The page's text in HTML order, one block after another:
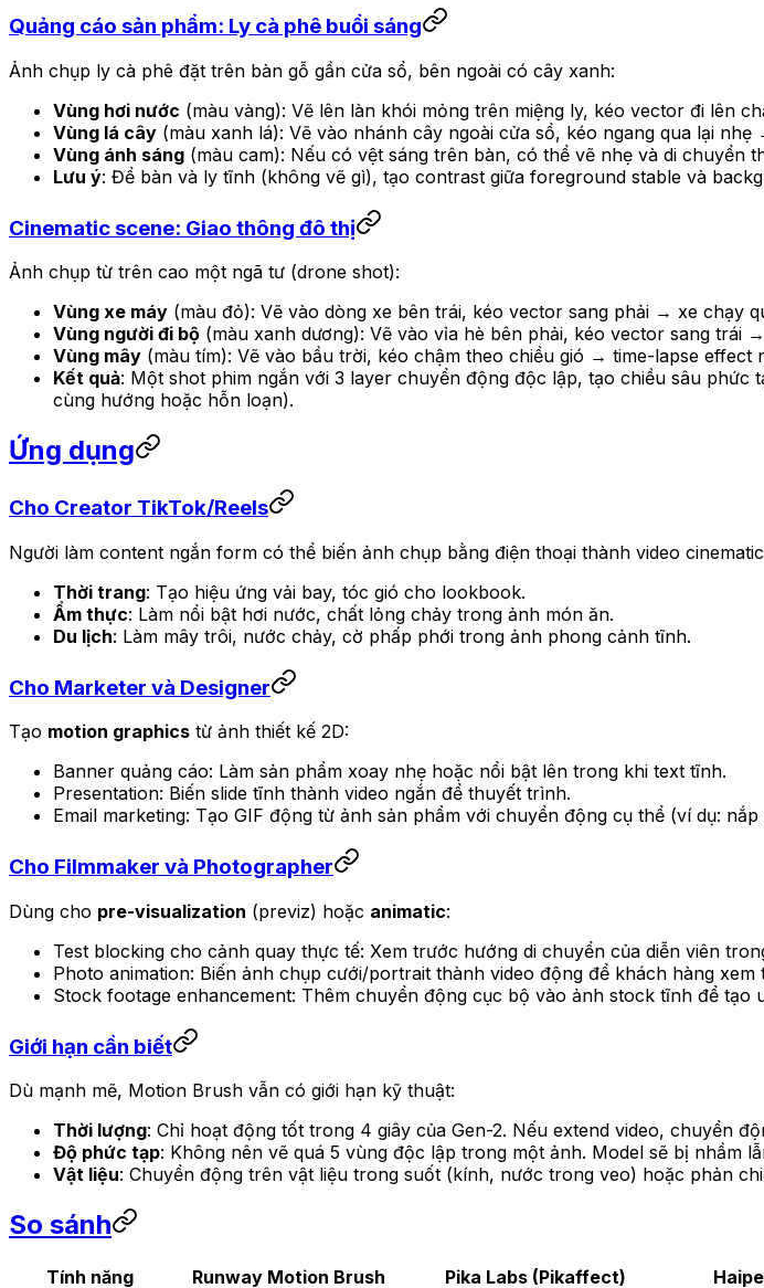
Quảng cáo sản phẩm: Ly cà phê buổi sáng
Ảnh chụp ly cà phê đặt trên bàn gỗ gần cửa sổ, bên ngoài có cây xanh:
Vùng hơi nước (màu vàng): Vẽ lên làn khói mỏng trên miệng ly, kéo vector đi lên
Vùng lá cây (màu xanh lá): Vẽ vào nhánh cây ngoài cửa sổ, kéo ngang qua lại
Vùng ánh sáng (màu cam): Nếu có vệt sáng trên bàn, có thể vẽ nhẹ và di chuyển
Lưu ý: Để bàn và ly tĩnh (không vẽ gì), tạo contrast giữa foreground stable và
Cinematic scene: Giao thông đô thị
Ảnh chụp từ trên cao một ngã tư (drone shot):
Vùng xe máy (màu đỏ): Vẽ vào dòng xe bên trái, kéo vector sang phải → xe chạy
Vùng người đi bộ (màu xanh dương): Vẽ vào vỉa hè bên phải, kéo vector sang trái
Vùng mây (màu tím): Vẽ vào bầu trời, kéo chậm theo chiều gió → time-lapse effect
Kết quả: Một shot phim ngắn với 3 layer chuyển động độc lập, tạo chiều sâu
cùng hướng hoặc hỗn loạn).
Ứng dụng
Cho Creator TikTok/Reels
Người làm content ngắn form có thể biến ảnh chụp bằng điện thoại thành video
Thời trang: Tạo hiệu ứng vải bay, tóc gió cho lookbook.
Ẩm thực: Làm nổi bật hơi nước, chất lỏng chảy trong ảnh món ăn.
Du lịch: Làm mây trôi, nước chảy, cờ phấp phới trong ảnh phong cảnh tĩnh.
Cho Marketer và Designer
Tạo motion graphics từ ảnh thiết kế 2D:
Banner quảng cáo: Làm sản phẩm xoay nhẹ hoặc nổi bật lên trong khi text tĩnh.
Presentation: Biến slide tĩnh thành video ngắn để thuyết trình.
Email marketing: Tạo GIF động từ ảnh sản phẩm với chuyển động cụ thể (ví dụ:
Cho Filmmaker và Photographer
Dùng cho pre-visualization (previz) hoặc animatic:
Test blocking cho cảnh quay thực tế: Xem trước hướng di chuyển của diễn viên
Photo animation: Biến ảnh chụp cưới/portrait thành video động để khách hàng xem
Stock footage enhancement: Thêm chuyển động cục bộ vào ảnh stock tĩnh để tạo
Giới hạn cần biết
Dù mạnh mẽ, Motion Brush vẫn có giới hạn kỹ thuật:
Thời lượng: Chỉ hoạt động tốt trong 4 giây của Gen-2. Nếu extend video, chuyển
Độ phức tạp: Không nên vẽ quá 5 vùng độc lập trong một ảnh. Model sẽ bị nhầm
Vật liệu: Chuyển động trên vật liệu trong suốt (kính, nước trong veo) hoặc phản
So sánh
Tính năng Runway Motion Brush Pika Labs (Pikaffect)